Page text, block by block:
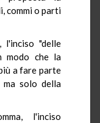
commi o parti
l'inciso "delle
modo che la
a fare parte
solo della
l'inciso